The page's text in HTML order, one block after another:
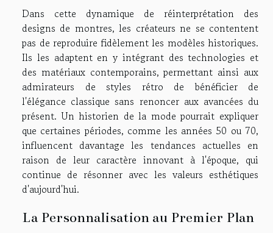
Dans cette dynamique de réinterprétation des
designs de montres, les créateurs ne se contentent
pas de reproduire fidèlement les modèles historiques.
Ils les adaptent en y intégrant des technologies et
des matériaux contemporains, permettant ainsi aux
admirateurs de styles rétro de bénéficier de
l'élégance classique sans renoncer aux avancées du
présent. Un historien de la mode pourrait expliquer
que certaines périodes, comme les années 50 ou 70,
influencent davantage les tendances actuelles en
raison de leur caractère innovant à l'époque, qui
continue de résonner avec les valeurs esthétiques
d'aujourd'hui.
La Personnalisation au Premier Plan